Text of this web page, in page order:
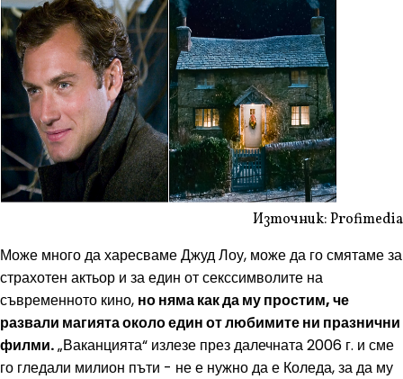
Източник: Profimedia
Може много да харесваме Джуд Лоу, може да го смятаме за
страхотен актьор и за един от секссимволите на
съвременното кино, но няма как да му простим, че
развали магията около един от любимите ни празнични
филми.„Ваканцията“ излезе през далечната 2006 г. и сме
го гледали милион пъти - не е нужно да е Коледа, за да му